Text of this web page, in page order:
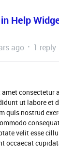
Help
ago 1 reply
consectetur
ut labore et
quis nostrud
velit esse
occaecat